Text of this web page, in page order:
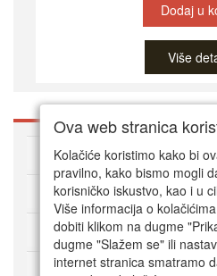
Dodaj u
Više
O DVD Zoni
Kako kupovati online
Korisnički servis
Način plaćanja
Ova web stranica
Kolačiće koristimo kako bi
pravilno, kako bismo mogli
korisničko iskustvo, kao i u
Više informacija o
dobiti klikom na dugme
dugme "Slažem se" ili
internet stranica smatramo